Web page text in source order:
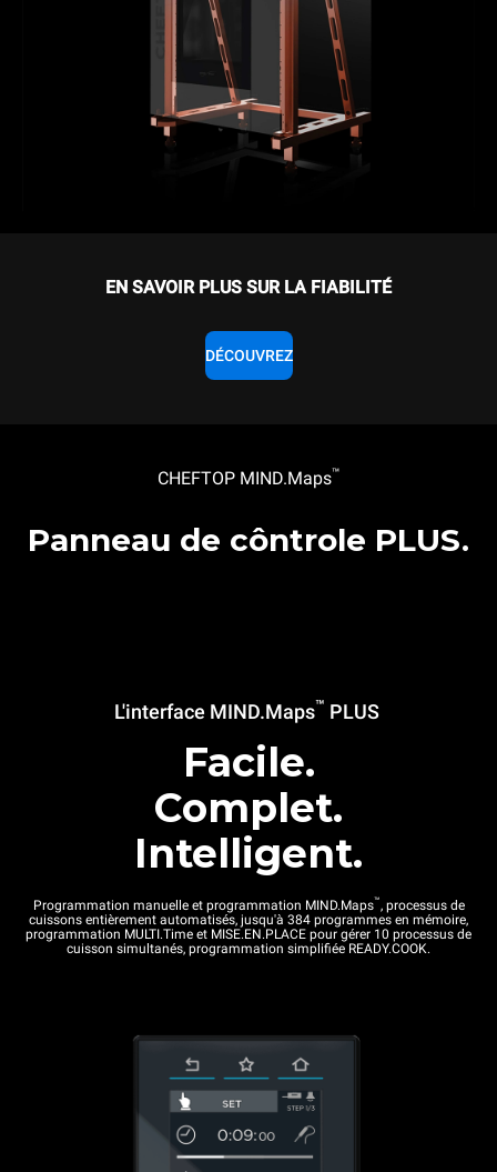
EN SAVOIR PLUS SUR LA FIABILITÉ
DÉCOUVREZ
CHEFTOP MIND.Maps™
Panneau de côntrole PLUS.
L'interface MIND.Maps™ PLUS
Facile.
Complet.
Intelligent.
Programmation manuelle et programmation MIND.Maps™ , processus de
cuissons entièrement automatisés, jusqu'à 384 programmes en mémoire,
programmation MULTI.Time et MISE.EN.PLACE pour gérer 10 processus de
cuisson simultanés, programmation simplifiée READY.COOK.